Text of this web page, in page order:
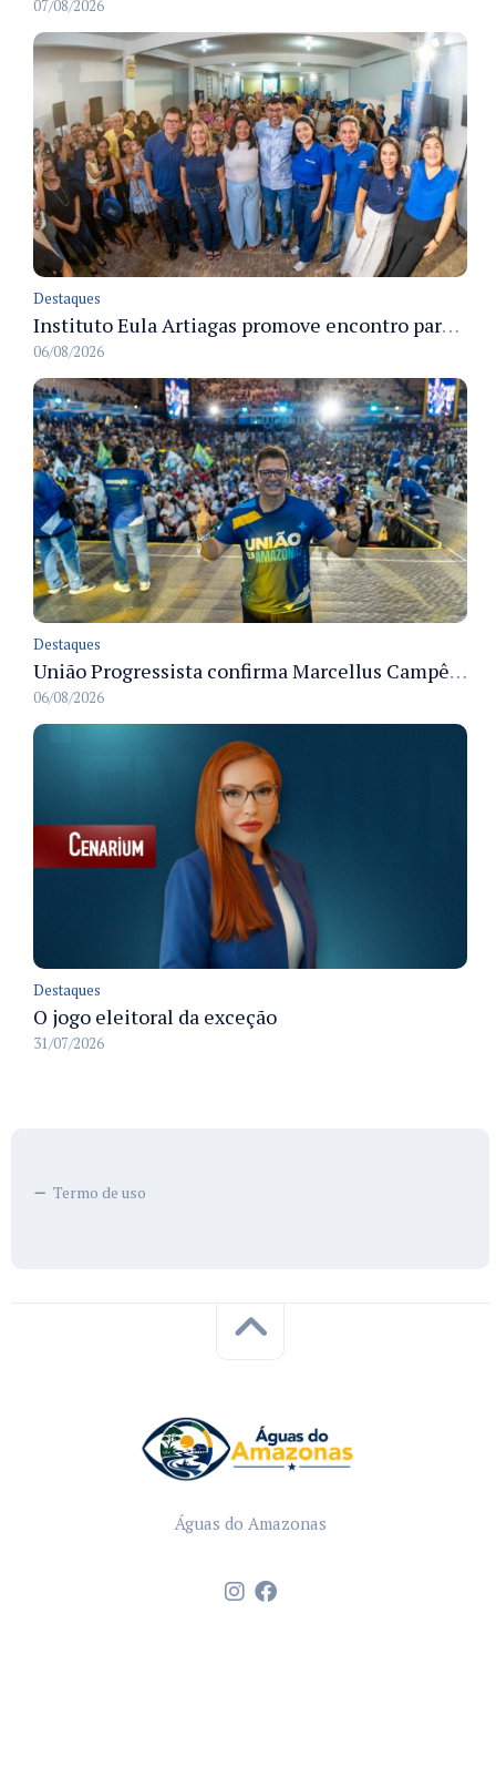
07/08/2026
Destaques
Instituto Eula Artiagas promove encontro para discutir melhorias para o bairro Petrópolis
06/08/2026
Destaques
União Progressista confirma Marcellus Campêlo como candidato a deputado estadual
06/08/2026
Destaques
O jogo eleitoral da exceção
31/07/2026
Termo de uso
Águas do Amazonas